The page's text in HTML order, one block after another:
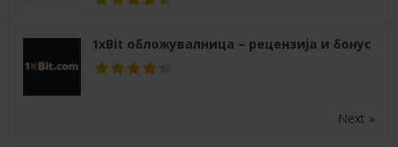
1xBit обложувалница – рецензија и бонус
Next »